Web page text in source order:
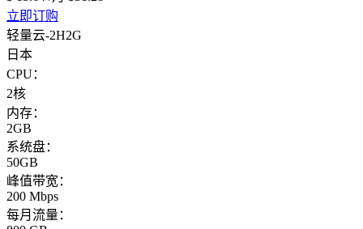
立即订购
轻量云-2H2G
日本
CPU：
2核
内存：
2GB
系统盘：
50GB
峰值带宽：
200 Mbps
每月流量：